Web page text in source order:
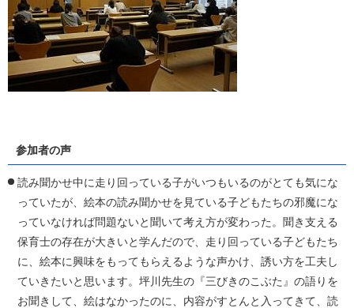
参加者の声
読み聞かせ中に走り回っている子がいつもいるのがとても気にな
っていたが、絵本の読み聞かせを見ている子どもたちの邪魔にな
っていなければ問題ないと聞いて考え方が変わった。聞き支える
保育士の存在が大きいと学んだので、走り回っている子どもたち
に、絵本に興味をもってもらえるような声かけ、誘い方を工夫し
ていきたいと思います。坪川先生の『三びきのこぶた』の語りを
お聞きして、絵はなかったのに、内容がすとんと入ってきて、読